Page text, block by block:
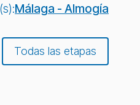
Málaga - Almogía
Todas las etapas